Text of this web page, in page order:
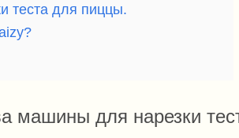
теста для пиццы.
машины для нарезки